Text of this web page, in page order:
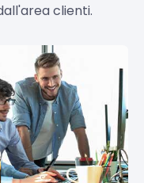
clienti.